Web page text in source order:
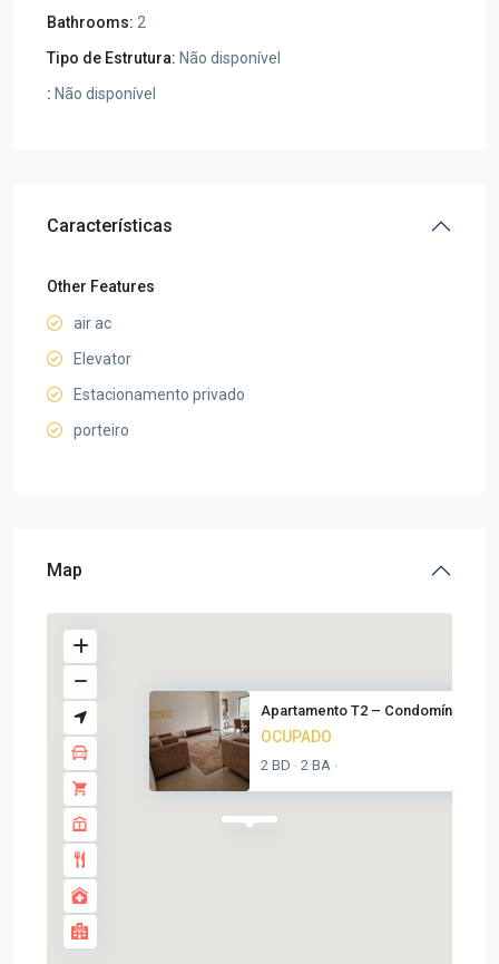
Bathrooms: 2
Tipo de Estrutura: Não disponível
: Não disponível
Características
Other Features
air ac
Elevator
Estacionamento privado
porteiro
Map
Apartamento T2 – Condomínio Li...
OCUPADO
2 BD · 2 BA ·